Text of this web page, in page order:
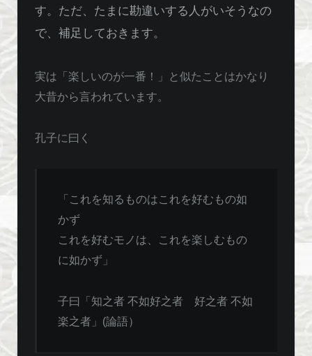
す。ただ、たまに勘違いする人がいそうなの
で、補足しておきます。
実は「楽しいのが一番！」と似たことはかなり
大昔から言われています。
孔子に曰く
「これを知るものはこれを好むもの如
かず
これを好むモノは、これを楽しむもの
に如かず」
子曰「知之者 不如好之者 好之者 不如
楽之者」(論語）